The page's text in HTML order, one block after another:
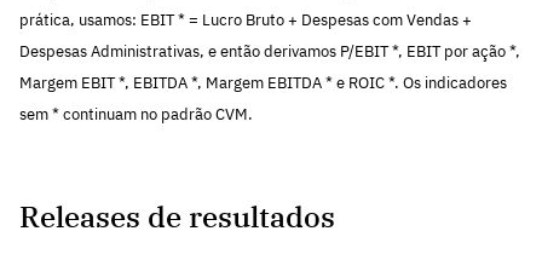
prática, usamos: EBIT * = Lucro Bruto + Despesas com Vendas +
Despesas Administrativas, e então derivamos P/EBIT *, EBIT por ação *,
Margem EBIT *, EBITDA *, Margem EBITDA * e ROIC *. Os indicadores
sem * continuam no padrão CVM.
Releases de resultados